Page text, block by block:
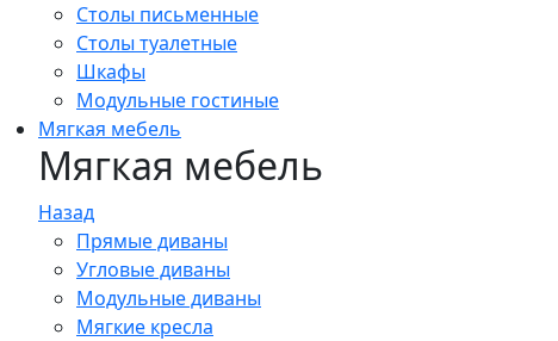
Столы письменные
Столы туалетные
Шкафы
Модульные гостиные
Мягкая мебель
Мягкая мебель
Назад
Прямые диваны
Угловые диваны
Модульные диваны
Мягкие кресла